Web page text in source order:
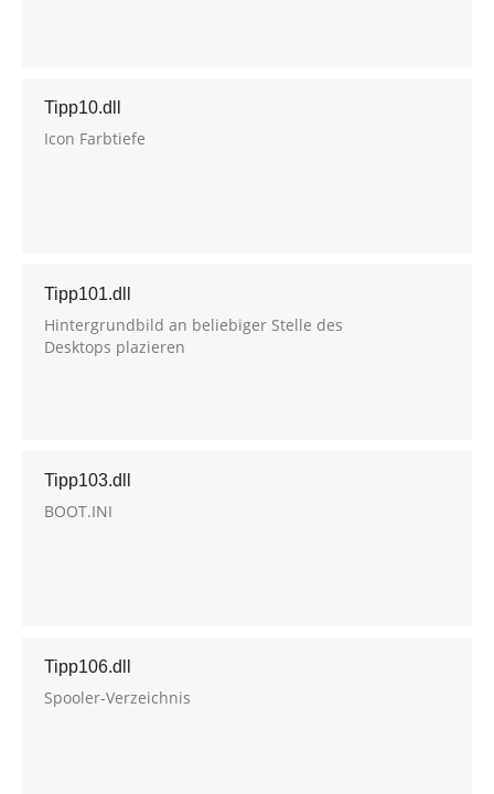
Tipp10.dll
Icon Farbtiefe
Tipp101.dll
Hintergrundbild an beliebiger Stelle des
Desktops plazieren
Tipp103.dll
BOOT.INI
Tipp106.dll
Spooler-Verzeichnis